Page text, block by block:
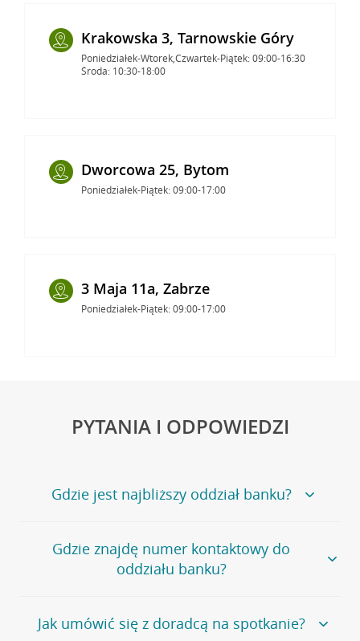
Krakowska 3, Tarnowskie Góry
Poniedziałek-Wtorek,Czwartek-Piątek: 09:00-16:30
Środa: 10:30-18:00
Dworcowa 25, Bytom
Poniedziałek-Piątek: 09:00-17:00
3 Maja 11a, Zabrze
Poniedziałek-Piątek: 09:00-17:00
PYTANIA I ODPOWIEDZI
Gdzie jest najbliższy oddział banku?
Jeśli szukasz oddziału naszego banku, zapraszamy na
stronęPlacówki i bankomaty, na której znajduje się
wygodna wyszukiwarka.
oddziałów
Gdzie znajdę numer kontaktowy do
oddziału banku?
Bank Credit Agricole nie udostępnia ogólnego numeru
telefonu do placówki bankowej.
Jak umówić się z doradcą na spotkanie?